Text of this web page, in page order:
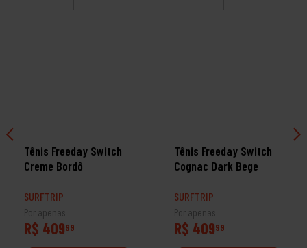
Tênis Freeday Switch
Creme Bordô
SURFTRIP
Por apenas
R$ 40999
Tênis Freeday Switch
Cognac Dark Bege
SURFTRIP
Por apenas
R$ 40999